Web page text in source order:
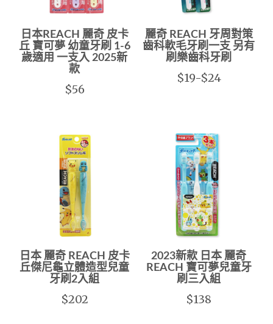
日本REACH 麗奇 皮卡
丘 寶可夢 幼童牙刷 1-6
歲適用 一支入 2025新
款
$56
麗奇 REACH 牙周對策
齒科軟毛牙刷一支 另有
刷樂齒科牙刷
$19-$24
日本 麗奇 REACH 皮卡
丘傑尼龜立體造型兒童
牙刷2入組
$202
2023新款 日本 麗奇
REACH 寶可夢兒童牙
刷三入組
$138